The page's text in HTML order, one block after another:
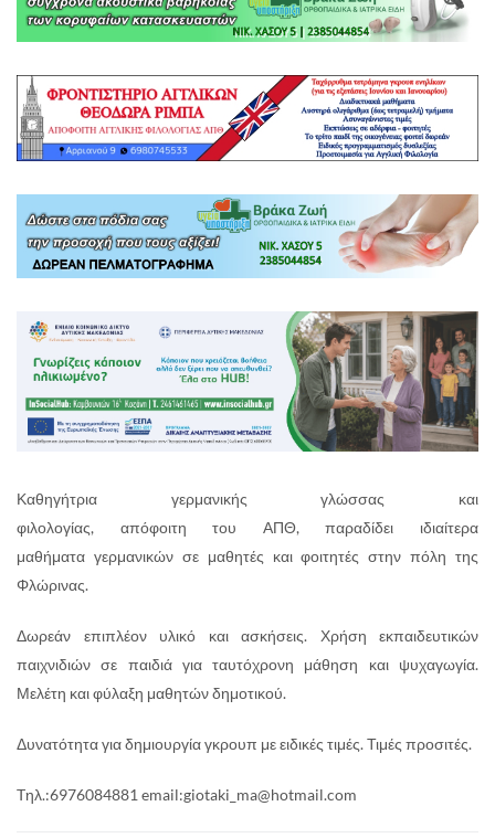
Καθηγήτρια γερμανικής γλώσσας και
φιλολογίας, απόφοιτη του ΑΠΘ, παραδίδει ιδιαίτερα
μαθήματα γερμανικώνσε μαθητές και φοιτητές στην πόλη της
Φλώρινας.
Δωρεάν επιπλέον υλικό και ασκήσεις. Χρήση εκπαιδευτικών
παιχνιδιών σε παιδιά για ταυτόχρονη μάθηση και ψυχαγωγία.
Μελέτη και φύλαξη μαθητών δημοτικού.
Δυνατότητα για δημιουργία γκρουπ με ειδικές τιμές. Τιμές προσιτές.
Tηλ.:6976084881 email:giotaki_ma@hotmail.com